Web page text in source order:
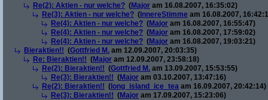
Re(2): Aktien - nur welche? (Major am 16.08.2007, 16:35:02)
Re(3): Aktien - nur welche? ( InnereStimme am 16.08.2007,
Re(4): Aktien - nur welche? (Major am 16.08.2007, 16:55:47)
Re(4): Aktien - nur welche? (Major am 16.08.2007, 17:59:02)
Re(4): Aktien - nur welche? (Major am 16.08.2007, 19:03:21)
Bieraktien!! (Gottfried M. am 12.09.2007, 20:03:35)
Re: Bieraktien!! (Major am 12.09.2007, 23:58:18)
Re(2): Bieraktien!! (Gottfried M. am 13.09.2007, 15:53:55)
Re(3): Bieraktien!! (Major am 03.10.2007, 13:47:16)
Re(2): Bieraktien!! ( long_island_ice_tea am 16.09.2007, 20:42:14)
Re(3): Bieraktien!! (Major am 17.09.2007, 15:23:06)